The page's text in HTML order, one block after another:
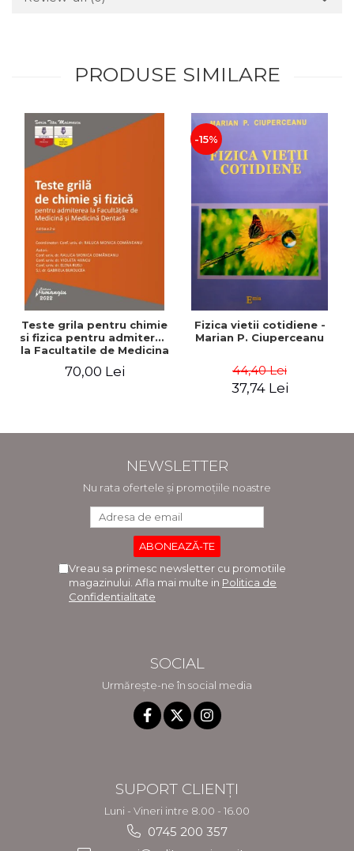
PRODUSE SIMILARE
Teste grila pentru chimie
si fizica pentru admiterea
la Facultatile de Medicina
Editia a II-a - Raluca
70,00 Lei
-15%
Fizica vietii cotidiene -
Marian P. Ciuperceanu
44,40 Lei
37,74 Lei
NEWSLETTER
Nu rata ofertele și promoțiile noastre
Vreau sa primesc newsletter cu promotiile
magazinului. Afla mai multe in Politica de
Confidentialitate
SOCIAL
Urmărește-ne în social media
SUPORT CLIENȚI
Luni - Vineri intre 8.00 - 16.00
0745 200 357